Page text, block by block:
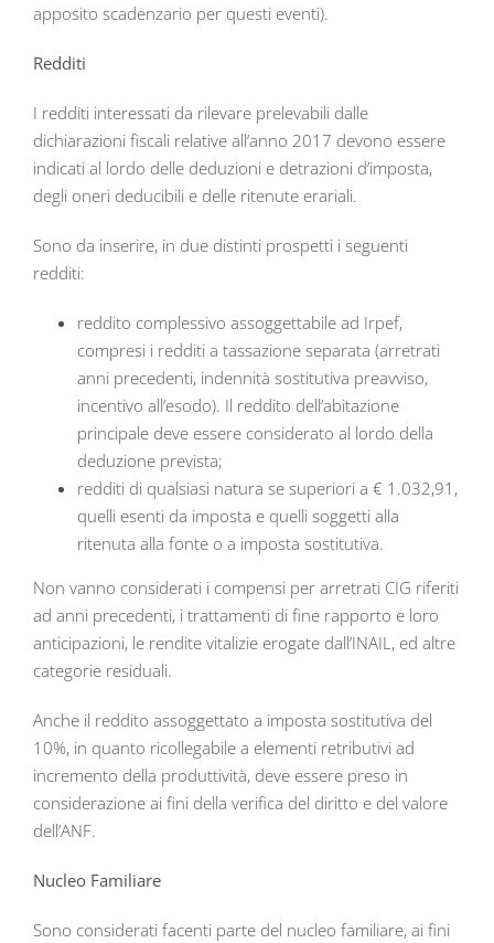
apposito scadenzario per questi eventi).
Redditi
I redditi interessati da rilevare prelevabili dalle
dichiarazioni fiscali relative all’anno 2017 devono essere
indicati al lordo delle deduzioni e detrazioni d’imposta,
degli oneri deducibili e delle ritenute erariali.
Sono da inserire, in due distinti prospetti i seguenti
redditi:
reddito complessivo assoggettabile ad Irpef,
compresi i redditi a tassazione separata (arretrati
anni precedenti, indennità sostitutiva preavviso,
incentivo all’esodo). Il reddito dell’abitazione
principale deve essere considerato al lordo della
deduzione prevista;
redditi di qualsiasi natura se superiori a € 1.032,91,
quelli esenti da imposta e quelli soggetti alla
ritenuta alla fonte o a imposta sostitutiva.
Non vanno considerati i compensi per arretrati CIG riferiti
ad anni precedenti, i trattamenti di fine rapporto e loro
anticipazioni, le rendite vitalizie erogate dall’INAIL, ed altre
categorie residuali.
Anche il reddito assoggettato a imposta sostitutiva del
10%, in quanto ricollegabile a elementi retributivi ad
incremento della produttività, deve essere preso in
considerazione ai fini della verifica del diritto e del valore
dell’ANF.
Nucleo Familiare
Sono considerati facenti parte del nucleo familiare, ai fini